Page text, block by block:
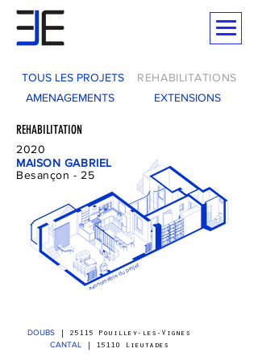
TOUS LES PROJETS
REHABILITATIONS
AMENAGEMENTS
EXTENSIONS
2020
MAISON GABRIEL
Besançon - 25
REHABILITATION
axonométrie du projet
DOUBS | 25115 Pouilley-les-Vignes
CANTAL | 15110 Lieutades